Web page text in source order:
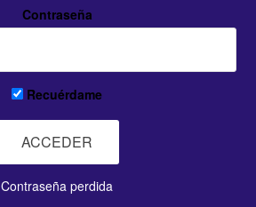
Contraseña
Recuérdame
Contraseña perdida